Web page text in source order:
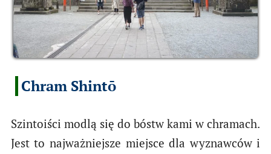
Chram Shintō
Szintoiści modlą się do bóstw kami w chramach.
Jest to najważniejsze miejsce dla wyznawców i